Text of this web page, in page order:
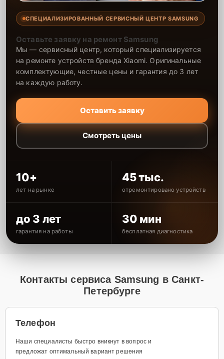
СПЕЦИАЛИЗИРОВАННЫЙ СЕРВИСНЫЙ ЦЕНТР SAMSUNG
Оставьте заявку на ремонт Samsung
Мы — сервисный центр, который специализируется
на ремонте устройств бренда Xiaomi. Оригинальные
комплектующие, честные цены и гарантия до 3 лет
на каждую работу.
Оставить заявку
Смотреть цены
10+
лет на рынке
45 тыс.
отремонтировано устройств
до 3 лет
гарантия на работы
30 мин
бесплатная диагностика
Контакты сервиса Samsung в Санкт-
Петербурге
Телефон
Наши специалисты быстро вникнут в вопрос и
предложат оптимальный вариант решения